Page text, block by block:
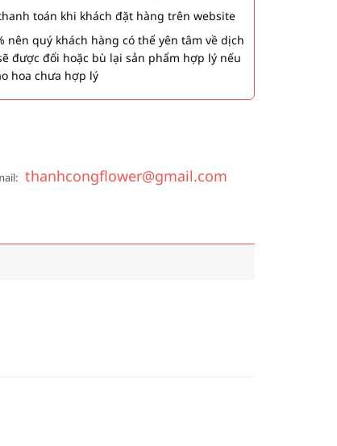
toán khi khách đặt hàng trên website
nên quý khách hàng có thể yên tâm về dịch
được đổi hoặc bù lại sản phẩm hợp lý nếu
hoa chưa hợp lý
thanhcongflower@gmail.com